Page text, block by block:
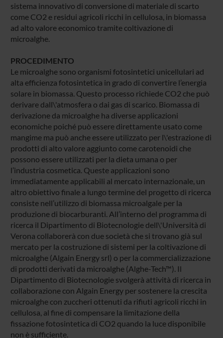
sistema innovativo di conversione di materiale di scarto
come CO2 e residui agricoli ricchi in cellulosa, in biomassa
ad alto valore economico tramite coltivazione di
microalghe.
PROCEDIMENTO
Le microalghe sono organismi fotosintetici unicellulari ad
alta efficienza fotosintetica in grado di convertire l’energia
solare in biomassa. Questo processo richiede CO2 che può
derivare dall\'atmosfera o dai gas di scarico. Biomassa di
derivazione da microalghe ha diverse applicazioni
economiche poiché può essere direttamente usato come
mangime ma può anche essere utilizzato per l\'estrazione di
prodotti di alto valore aggiunto come carotenoidi che
possono essere utilizzati per la dieta umana o per
l’industria cosmetica. Queste applicazioni sono
immediatamente applicabili al mercato internazionale, un
altro obiettivo finale a lungo termine del progetto di ricerca
consiste nell’utilizzo di biomassa microalgale per la
produzione di biocarburanti. All’interno del programma di
ricerca il Dipartimento di Biotecnologie dell\'Università di
Verona collaborerà con due società che si trovano già sul
mercato per la costruzione di sistemi per la coltivazione di
microalghe (Algain Energy srl) o per la commercializzazione
di prodotti derivati da microalghe (Alghe-Tech™). Il
Dipartimento di Biotecnologie svolgerà attività di ricerca in
collaborazione con Algain Energy per sostenere la crescita
microalghe con zuccheri ottenuti da rifiuti agricoli ricchi in
cellulosa, al fine di compensare la limitazione della
fissazione fotosintetica di CO2 quando la luce disponibile
non è sufficiente.